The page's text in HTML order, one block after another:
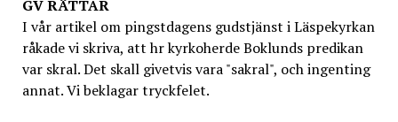
GVRÄTTAR
I vår artikel om pingstdagens gudstjänst i Läspekyrkan
råkade vi skriva, att hr kyrkoherde Boklunds predikan
var skral. Det skall givetvis vara "sakral", och ingenting
annat. Vi beklagar tryckfelet.